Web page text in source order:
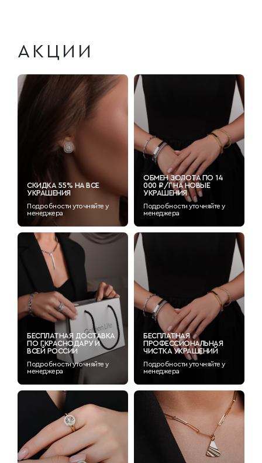
АКЦИИ
СКИДКА 55% НА ВСЕ
УКРАШЕНИЯ
Подробности уточняйте у
менеджера
ОБМЕН ЗОЛОТА ПО 14
000 ₽/Г НА НОВЫЕ
УКРАШЕНИЯ
Подробности уточняйте у
менеджера
БЕСПЛАТНАЯ ДОСТАВКА
ПО Г.КРАСНОДАРУ И
ВСЕЙ РОССИИ
Подробности уточняйте у
менеджера
БЕСПЛАТНАЯ
ПРОФЕССИОНАЛЬНАЯ
ЧИСТКА УКРАШЕНИЙ
Подробности уточняйте у
менеджера